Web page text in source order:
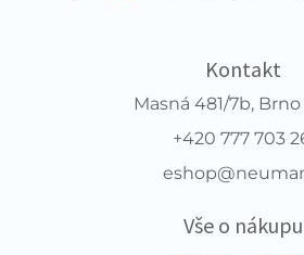
Kontakt
Masná 481/7b,
+420 777 703
Vše o nákupu